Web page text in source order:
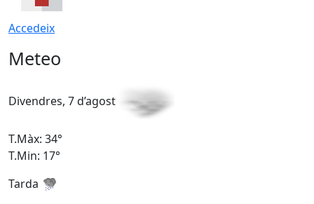
Accedeix
Meteo
Divendres, 7 d’agost
T.Màx: 34°
T.Min: 17°
Tarda